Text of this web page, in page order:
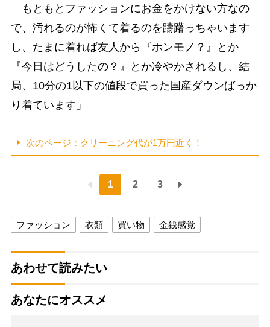
もともとファッションにお金をかけない方なの
で、汚れるのが怖くて着るのを躊躇っちゃいます
し、たまに着れば友人から『ホンモノ？』とか
『今日はどうしたの？』とか冷やかされるし、結
局、10分の1以下の値段で買った国産ダウンばっか
り着ています」
次のページ：クリーニング代が1万円近く！
1 2 3
ファッション 衣類 買い物 金銭感覚
あわせて読みたい
あなたにオススメ